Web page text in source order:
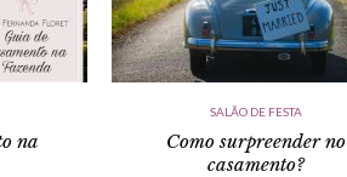
na
SALÃO DE FESTA
Como surpreender no
casamento?